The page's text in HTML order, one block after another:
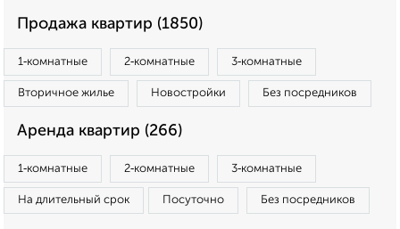
Продажа квартир (1850)
1‑комнатные 2‑комнатные 3‑комнатные
Вторичное жилье Новостройки Без посредников
Аренда квартир (266)
1‑комнатные 2‑комнатные 3‑комнатные
На длительный срок Посуточно Без посредников